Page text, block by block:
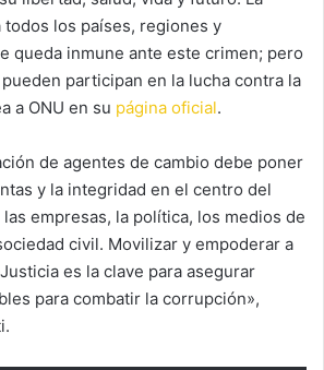
los países, regiones y
queda inmune ante este crimen; pero
participan en la lucha contra la
a ONU en su página oficial.
de agentes de cambio debe poner
y la integridad en el centro del
empresas, la política, los medios de
civil. Movilizar y empoderar a
es la clave para asegurar
para combatir la corrupción»,